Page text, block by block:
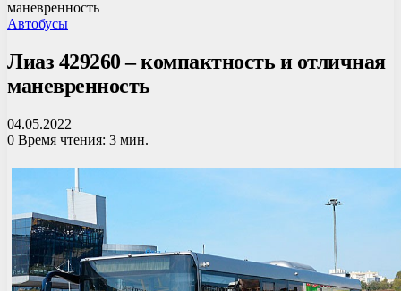
маневренность
Автобусы
Лиаз 429260 – компактность и отличная
маневренность
04.05.2022
0 Время чтения: 3 мин.